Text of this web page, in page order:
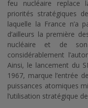
feu nucléaire replace
priorités stratégiques
laquelle la France n’a
d’ailleurs la première
nucléaire et de
considérablement
Ainsi, le lancement du
1967, marque l’entrée
puissances atomiques
l’utilisation stratégique